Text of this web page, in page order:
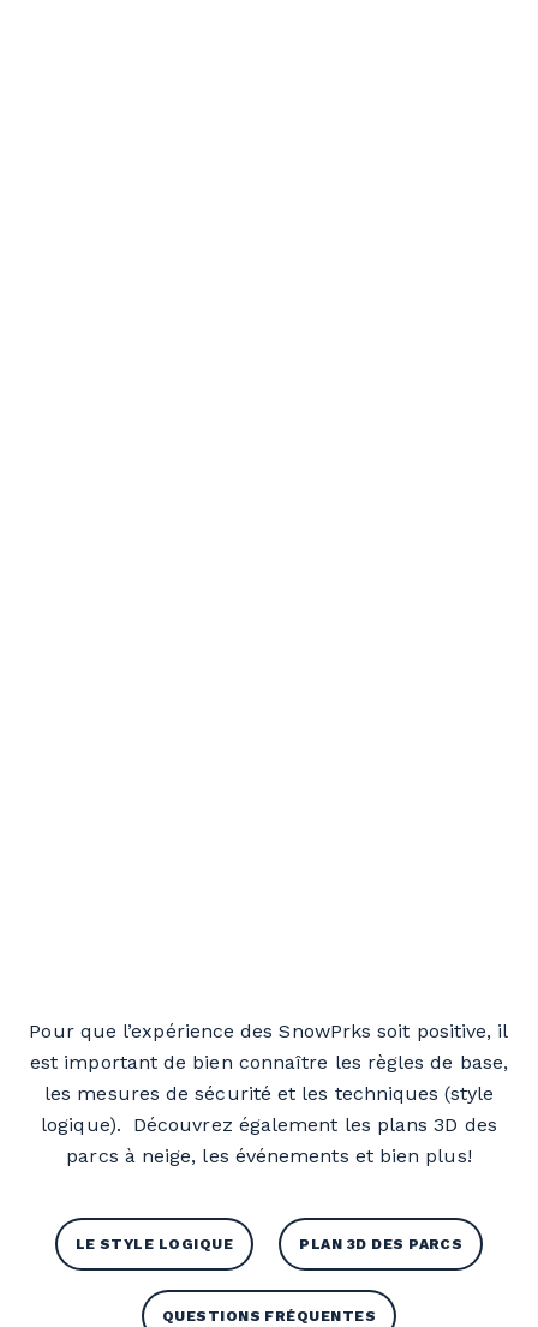
Pour que l’expérience des SnowPrks soit positive, il
est important de bien connaître les règles de base,
les mesures de sécurité et les techniques (style
logique). Découvrez également les plans 3D des
parcs à neige, les événements et bien plus!
LE STYLE LOGIQUE PLAN 3D DES PARCS
QUESTIONS FRÉQUENTES